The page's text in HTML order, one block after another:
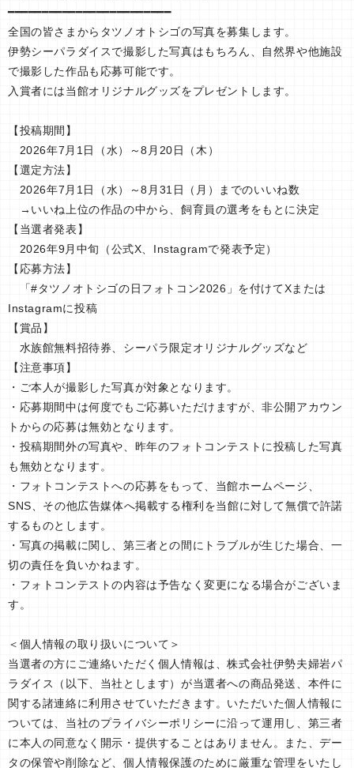
━━━━━━━━━━━━━━━━━━━━━━━━
全国の皆さまからタツノオトシゴの写真を募集します。
伊勢シーパラダイスで撮影した写真はもちろん、自然界や他施設
で撮影した作品も応募可能です。
入賞者には当館オリジナルグッズをプレゼントします。
【投稿期間】
2026年7月1日（水）～8月20日（木）
【選定方法】
2026年7月1日（水）～8月31日（月）までのいいね数
→いいね上位の作品の中から、飼育員の選考をもとに決定
【当選者発表】
2026年9月中旬（公式X、Instagramで発表予定）
【応募方法】
「#タツノオトシゴの日フォトコン2026」を付けてXまたは
Instagramに投稿
【賞品】
水族館無料招待券、シーパラ限定オリジナルグッズなど
【注意事項】
・ご本⼈が撮影した写真が対象となります。
・応募期間中は何度でもご応募いただけますが、⾮公開アカウン
トからの応募は無効となります。
・投稿期間外の写真や、昨年のフォトコンテストに投稿した写真
も無効となります。
・フォトコンテストへの応募をもって、当館ホームページ、
SNS、その他広告媒体へ掲載する権利を当館に対して無償で許諾
するものとします。
・写真の掲載に関し、第三者との間にトラブルが⽣じた場合、⼀
切の責任を負いかねます。
・フォトコンテストの内容は予告なく変更になる場合がございま
す。
＜個⼈情報の取り扱いについて＞
当選者の⽅にご連絡いただく個⼈情報は、株式会社伊勢夫婦岩パ
ラダイス（以下、当社とします）が当選者への商品発送、本件に
関する諸連絡に利⽤させていただきます。いただいた個⼈情報に
ついては、当社のプライバシーポリシーに沿って運⽤し、第三者
に本⼈の同意なく開⽰・提供することはありません。また、デー
タの保管や削除など、個⼈情報保護のために厳重な管理をいたし